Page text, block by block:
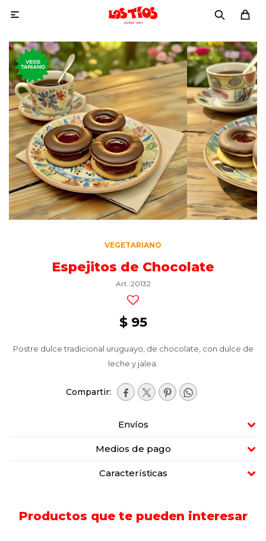

VEGETARIANO
Espejitos de Chocolate
20132
$ 95
Postre dulce tradicional uruguayo, de chocolate, con dulce de
leche y jalea.
   
Envíos
Medios de pago
Características
Productos que te pueden interesar